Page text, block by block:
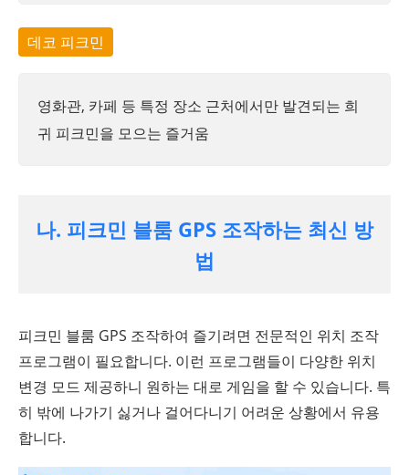
데코 피크민
영화관, 카페 등 특정 장소 근처에서만 발견되는 희
귀 피크민을 모으는 즐거움
나. 피크민 블룸 GPS 조작하는 최신 방
법
피크민 블룸 GPS 조작하여 즐기려면 전문적인 위치 조작
프로그램이 필요합니다. 이런 프로그램들이 다양한 위치
변경 모드 제공하니 원하는 대로 게임을 할 수 있습니다. 특
히 밖에 나가기 싫거나 걸어다니기 어려운 상황에서 유용
합니다.